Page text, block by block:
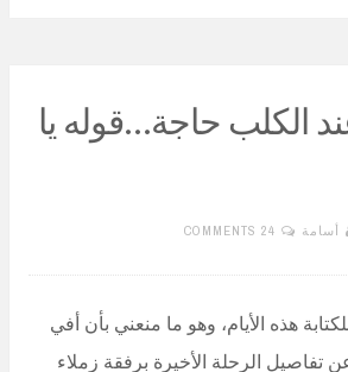
الكلب حاجة…قوله يا
أسامة 24 COMMENTS
هذه الأيام، وهو ما منعني بأن أفي
تفاصيل الرحلة الأخيرة برفقة زملاء